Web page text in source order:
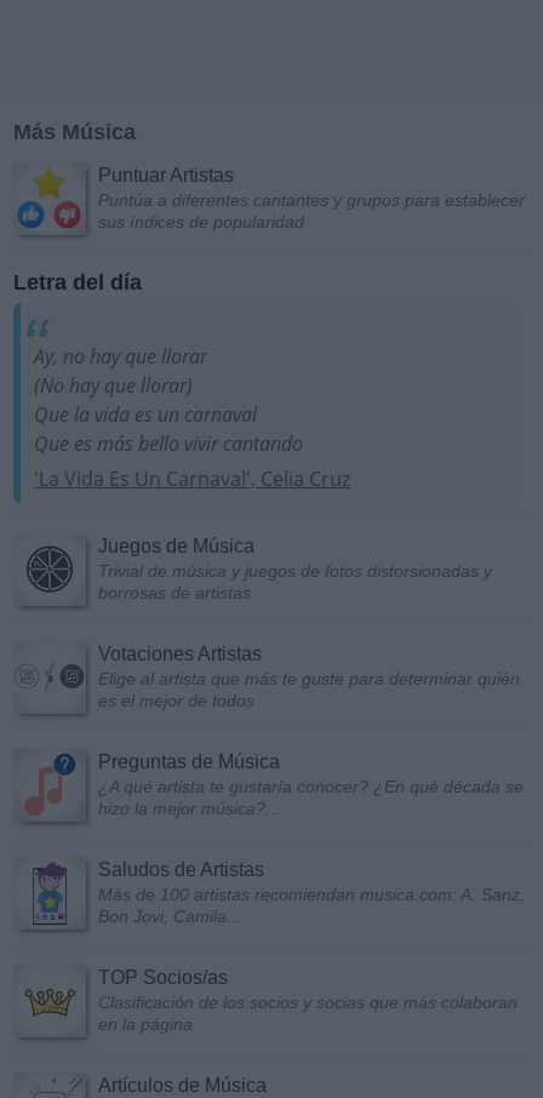
Más Música
Puntuar Artistas
Puntúa a diferentes cantantes y grupos para establecer
sus índices de popularidad
Letra del día
Ay, no hay que llorar
(No hay que llorar)
Que la vida es un carnaval
Que es más bello vivir cantando
'La Vida Es Un Carnaval', Celia Cruz
Juegos de Música
Trivial de música y juegos de fotos distorsionadas y
borrosas de artistas
Votaciones Artistas
Elige al artista que más te guste para determinar quién
es el mejor de todos
Preguntas de Música
¿A qué artista te gustaría conocer? ¿En qué década se
hizo la mejor música?...
Saludos de Artistas
Más de 100 artistas recomiendan musica.com: A. Sanz,
Bon Jovi, Camila...
TOP Socios/as
Clasificación de los socios y socias que más colaboran
en la página
Artículos de Música